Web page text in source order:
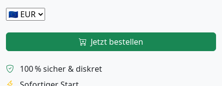
Jetzt bestellen
100 % sicher & diskret